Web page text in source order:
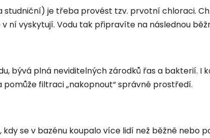
studniční) je třeba provést tzv. prvotní chloraci.
ní vyskytují. Vodu tak připravíte na následnou
bývá plná neviditelných zárodků řas a bakterií. I
filtraci „nakopnout“ správné prostředí.
se v bazénu koupalo více lidí než běžně nebo